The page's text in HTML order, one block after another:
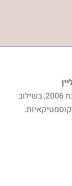
מובילים את תחום הקוסמטיקה בישראל משנת 2006, בשילוב